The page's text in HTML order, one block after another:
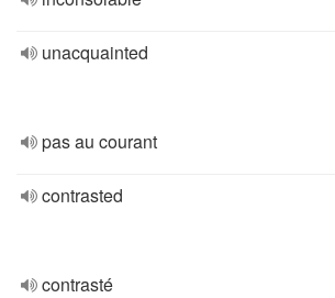
unacquainted
pas au courant
contrasted
contrasté